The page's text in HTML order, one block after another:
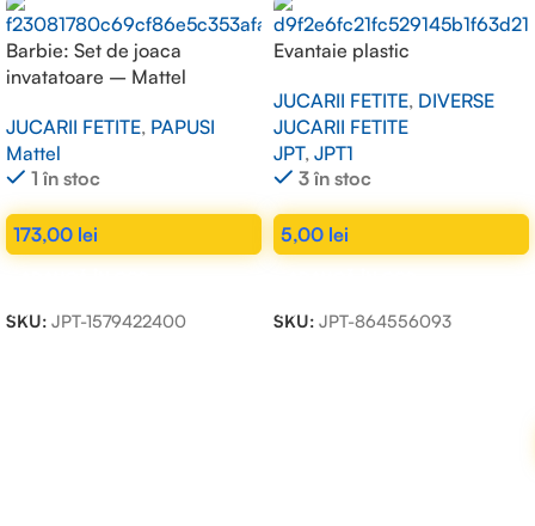
Barbie: Set de joaca
invatatoare – Mattel
JUCARII FETITE, PAPUSI
Mattel
1 în stoc
173,00 lei
SKU: JPT-1579422400
Evantaie plastic
JUCARII FETITE, DIVERSE
JUCARII FETITE
JPT, JPT1
3 în stoc
5,00 lei
SKU: JPT-864556093